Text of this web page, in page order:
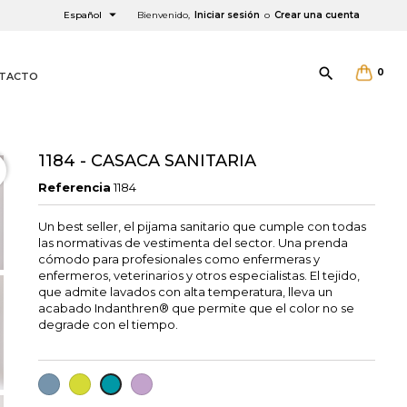
Bienvenido, Iniciar sesión o Crear una cuenta
Español 
0

1184 - CASACA SANITARIA
Referencia 1184
Un best seller, el pijama sanitario que cumple con todas
las normativas de vestimenta del sector. Una prenda
cómodo para profesionales como enfermeras y
enfermeros, veterinarios y otros especialistas. El tejido,
que admite lavados con alta temperatura, lleva un
acabado Indanthren® que permite que el color no se
degrade con el tiempo.
AZULONPISTACHOAGUAMARINA
LILA
×
×
×